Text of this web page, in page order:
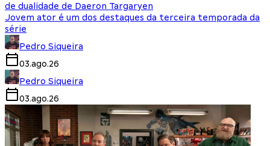
de dualidade de Daeron Targaryen
Jovem ator é um dos destaques da terceira temporada da
série
Pedro Siqueira
03.ago.26
Pedro Siqueira
03.ago.26